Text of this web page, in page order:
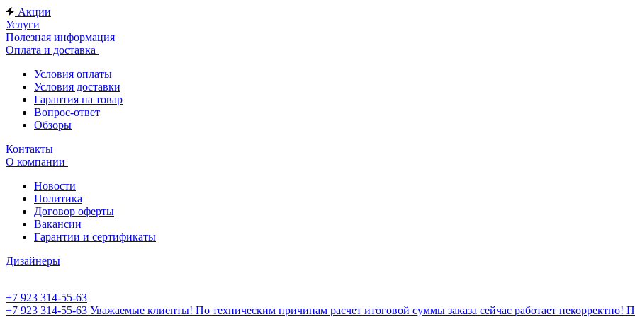
Акции
Услуги
Полезная информация
Оплата и доставка
Условия оплаты
Условия доставки
Гарантия на товар
Вопрос-ответ
Обзоры
Контакты
О компании
Новости
Политика
Договор оферты
Вакансии
Гарантии и сертификаты
Дизайнеры
+7 923 314-55-63
+7 923 314-55-63 Уважаемые клиенты! По техническим причинам расчет итоговой суммы заказа сейчас работает